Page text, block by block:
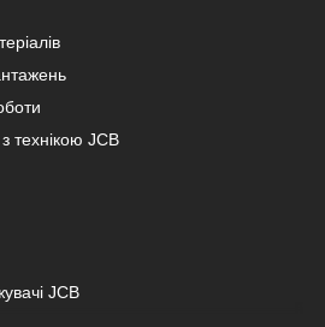
технікою JCB
JCB